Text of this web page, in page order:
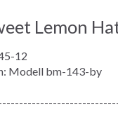
Lemon
12
Modell bm-143-by